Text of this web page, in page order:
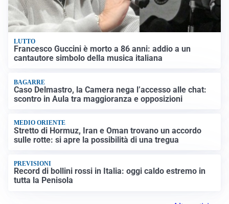
LUTTO
Francesco Guccini è morto a 86 anni: addio a un
cantautore simbolo della musica italiana
BAGARRE
Caso Delmastro, la Camera nega l’accesso alle chat:
scontro in Aula tra maggioranza e opposizioni
MEDIO ORIENTE
Stretto di Hormuz, Iran e Oman trovano un accordo
sulle rotte: si apre la possibilità di una tregua
PREVISIONI
Record di bollini rossi in Italia: oggi caldo estremo in
tutta la Penisola